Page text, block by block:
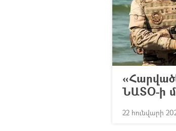
ՆԱՏՕ-ի
22 հունվարի